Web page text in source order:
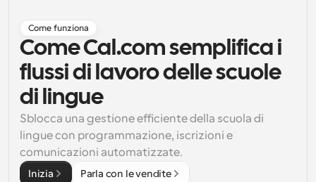
Programmazione potenziata con chiamate
Flussi di lavoro
Automatizzare la pianificazione e i promemoria
Blog
Rimani aggiornato con le ultime notizie e aggiornamenti
Riunioni Instantanee
Incontrare i clienti in pochi minuti
Link di Gruppo Dinamico
Come funziona
Come Cal.com semplifica i
flussi di lavoro delle scuole
di lingue
Sblocca una gestione efficiente della scuola di
lingue con programmazione, iscrizioni e
comunicazioni automatizzate.
Inizia Parla con le vendite